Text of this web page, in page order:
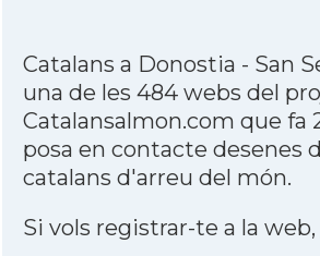
Catalans a Donostia - San
una de les 484 webs del
Catalansalmon.com que fa
posa en contacte desenes
catalans d'arreu del món.
Si vols registrar-te a la web,